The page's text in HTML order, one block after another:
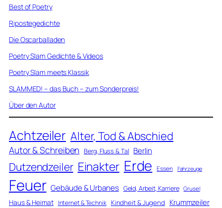
Best of Poetry
Ripostegedichte
Die Oscarballaden
Poetry Slam Gedichte & Videos
Poetry Slam meets Klassik
SLAMMED! – das Buch – zum Sonderpreis!
Über den Autor
Achtzeiler Alter, Tod & Abschied
Autor & Schreiben Berg, Fluss & Tal Berlin
Dutzendzeiler Einakter Erde Essen Fahrzeuge
Feuer Gebäude & Urbanes Geld, Arbeit, Karriere Grusel
Haus & Heimat Internet & Technik Kindheit & Jugend Krummzeiler